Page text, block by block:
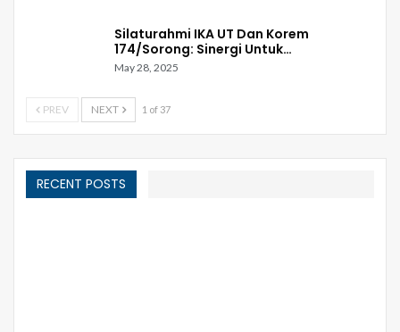
Silaturahmi IKA UT Dan Korem
174/Sorong: Sinergi Untuk…
May 28, 2025
PREV NEXT 1 of 37
RECENT POSTS